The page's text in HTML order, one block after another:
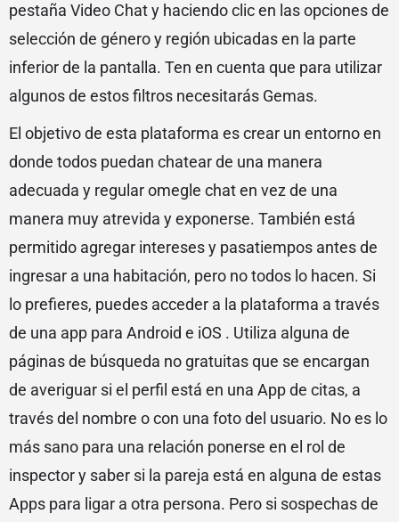
pestaña Video Chat y haciendo clic en las opciones de
selección de género y región ubicadas en la parte
inferior de la pantalla. Ten en cuenta que para utilizar
algunos de estos filtros necesitarás Gemas.
El objetivo de esta plataforma es crear un entorno en
donde todos puedan chatear de una manera
adecuada y regular omegle chat en vez de una
manera muy atrevida y exponerse. También está
permitido agregar intereses y pasatiempos antes de
ingresar a una habitación, pero no todos lo hacen. Si
lo prefieres, puedes acceder a la plataforma a través
de una app para Android e iOS . Utiliza alguna de
páginas de búsqueda no gratuitas que se encargan
de averiguar si el perfil está en una App de citas, a
través del nombre o con una foto del usuario. No es lo
más sano para una relación ponerse en el rol de
inspector y saber si la pareja está en alguna de estas
Apps para ligar a otra persona. Pero si sospechas de